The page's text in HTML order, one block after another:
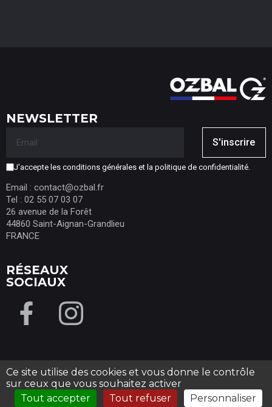
NEWSLETTER
S'inscrire
J'accepte les conditions générales et la politique de confidentialité.
Email : contact@ozbal.fr
Tel : 02 55 07 03 07
26 avenue de la Forêt
44860 Saint-Aignan-Grandlieu
FRANCE
RÉSEAUX
SOCIAUX
Tous droits réservés OZBAL-Mentions légales
générales de ventes
8.2/10
Ce site utilise des cookies et vous donne le contrôle
sur ceux que vous souhaitez activer
Tout accepter
Tout refuser Personnaliser